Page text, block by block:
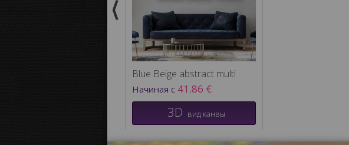
Blue Beige abstract multi
Начиная с 41.86 €
3D вид канвы